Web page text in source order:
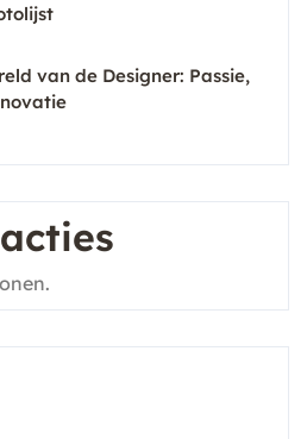
van de Designer: Passie,